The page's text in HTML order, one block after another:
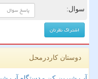
سوال:
دوستان کاردرمحل